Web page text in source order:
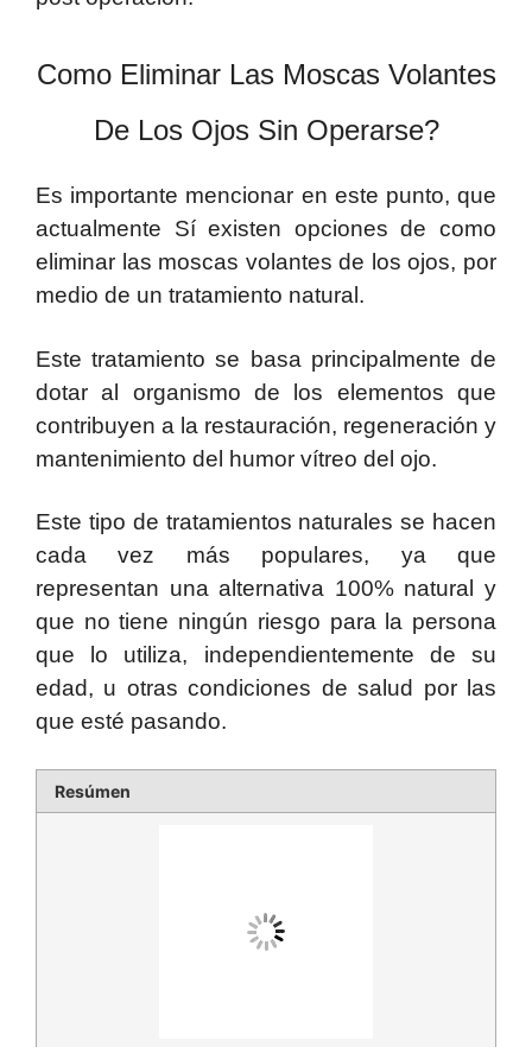
Como Eliminar Las Moscas Volantes
De Los Ojos Sin Operarse?
Es importante mencionar en este punto, que
actualmente Sí existen opciones de como
eliminar las moscas volantes de los ojos, por
medio de un tratamiento natural.
Este tratamiento se basa principalmente de
dotar al organismo de los elementos que
contribuyen a la restauración, regeneración y
mantenimiento del humor vítreo del ojo.
Este tipo de tratamientos naturales se hacen
cada vez más populares, ya que
representan una alternativa 100% natural y
que no tiene ningún riesgo para la persona
que lo utiliza, independientemente de su
edad, u otras condiciones de salud por las
que esté pasando.
Resúmen